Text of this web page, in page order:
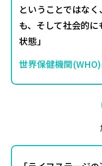
ということではな
も、そして社会的
状態」
世界保健機関